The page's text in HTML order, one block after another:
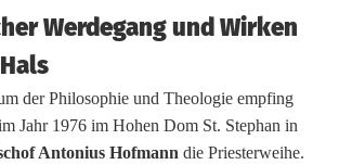
Werdegang und Wirken
der Philosophie und Theologie empfing
Jahr 1976 im Hohen Dom St. Stephan in
Antonius Hofmann die Priesterweihe.